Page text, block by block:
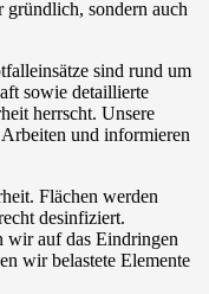
sondern auch
sind rund um
sowie detaillierte
herrscht. Unsere
und informieren
Flächen werden
desinfiziert.
wir auf das Eindringen
wir belastete Elemente